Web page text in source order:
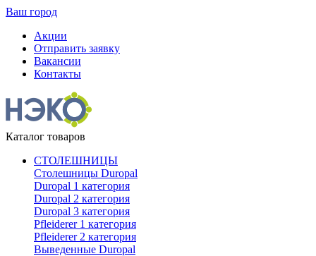
Ваш город
Акции
Отправить заявку
Вакансии
Контакты
Каталог товаров
СТОЛЕШНИЦЫ
Столешницы Duropal
Duropal 1 категория
Duropal 2 категория
Duropal 3 категория
Pfleiderer 1 категория
Pfleiderer 2 категория
Выведенные Duropal